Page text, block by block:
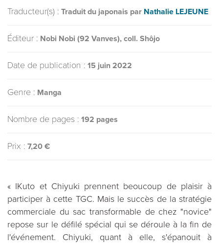
Traducteur(s) : Traduit du japonais par Nathalie LEJEUNE
Éditeur : Nobi Nobi (92 Vanves), coll. Shôjo
Date de publication : 15 juin 2022
Genre : Manga
Nombre de pages : 192 pages
Prix : 7,20 €
« IKuto et Chiyuki prennent beoucoup de plaisir à
participer à cette TGC. Mais le succès de la stratégie
commerciale du sac transformable de chez "novice"
repose sur le défilé spécial qui se déroule à la fin de
l'événement. Chiyuki, quant à elle, s'épanouit à